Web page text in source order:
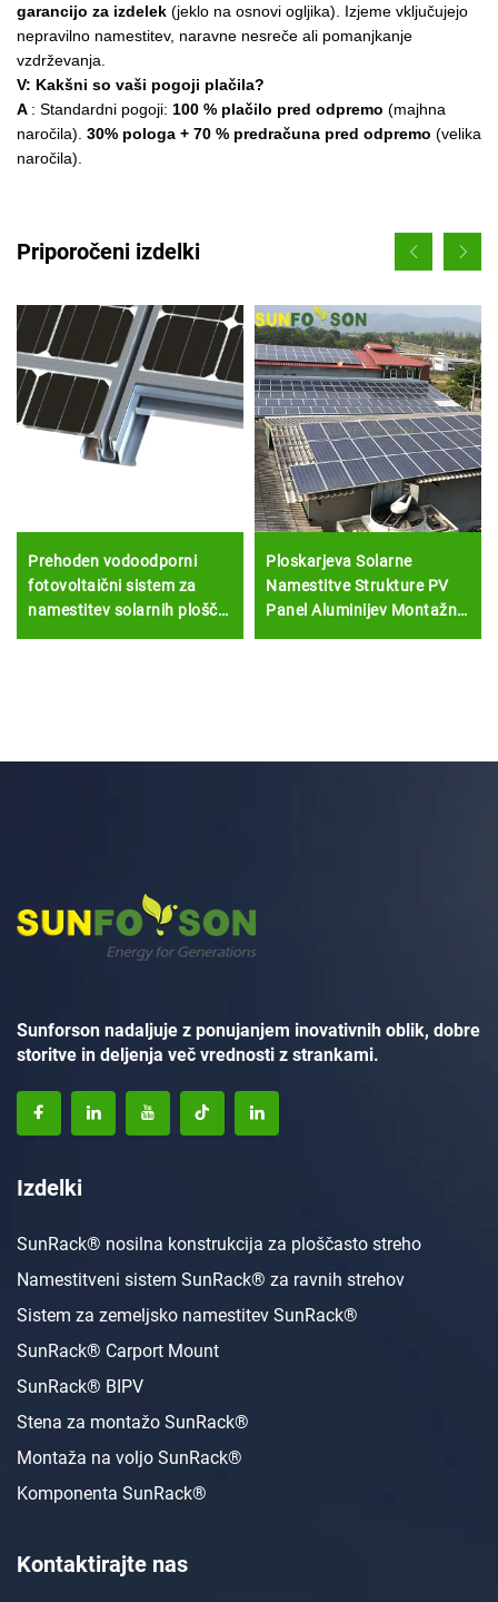
garancijo za izdelek (jeklo na osnovi ogljika). Izjeme vključujejo
nepravilno namestitev, naravne nesreče ali pomanjkanje
vzdrževanja.
V: Kakšni so vaši pogoji plačila?
A : Standardni pogoji: 100 % plačilo pred odpremo (majhna
naročila). 30% pologa + 70 % predračuna pred odpremo (velika
naročila).
Priporočeni izdelki
Prehoden vodoodporni
fotovoltaični sistem za
namestitev solarnih plošč
Ploskarjeva Solarne
Namestitve Strukture PV
Panel Aluminijev Montažni
Sunforson nadaljuje z ponujanjem inovativnih oblik, dobre
storitve in deljenja več vrednosti z strankami.
Izdelki
SunRack® nosilna konstrukcija za ploščasto streho
Namestitveni sistem SunRack® za ravnih strehov
Sistem za zemeljsko namestitev SunRack®
SunRack® Carport Mount
SunRack® BIPV
Stena za montažo SunRack®
Montaža na voljo SunRack®
Komponenta SunRack®
Kontaktirajte nas